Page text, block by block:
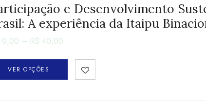
e Desenvolvimento
A experiência da Itaipu
0,00 – R$ 40,00
VER OPÇÕES